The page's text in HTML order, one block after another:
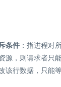
条件 ：指进程对
源，则请求者只
该行数据，只能